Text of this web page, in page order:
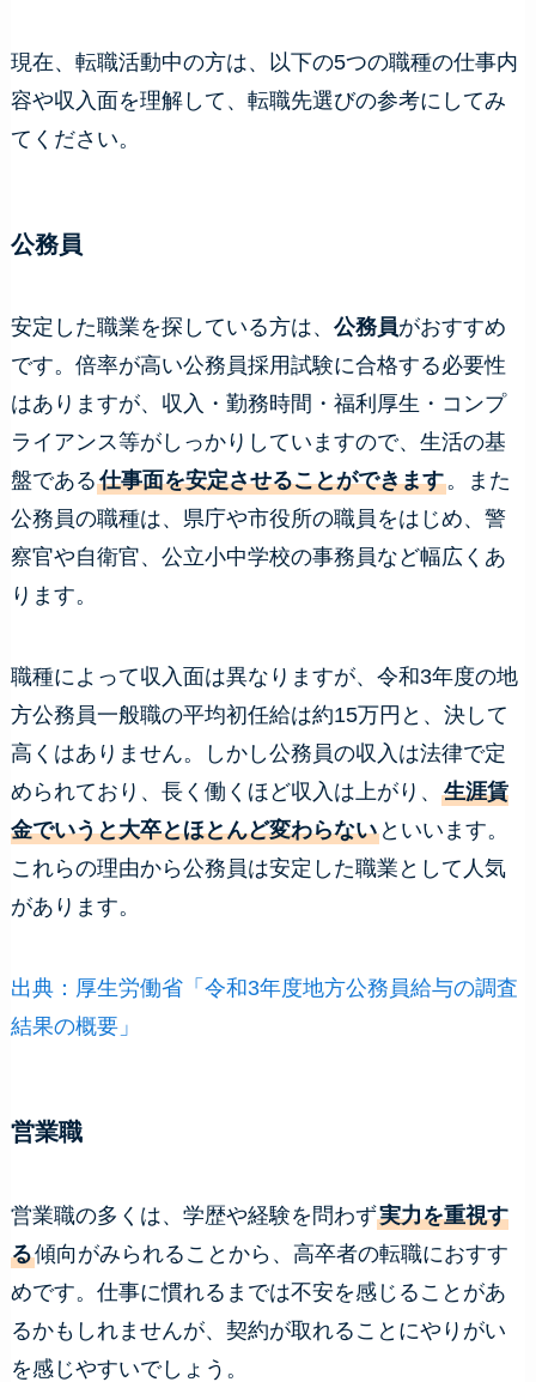
現在、転職活動中の方は、以下の5つの職種の仕事内
容や収入面を理解して、転職先選びの参考にしてみ
てください。
公務員
安定した職業を探している方は、 公務員がおすすめ
です。倍率が高い公務員採用試験に合格する必要性
はありますが、収入・勤務時間・福利厚生・コンプ
ライアンス等がしっかりしていますので、生活の基
盤である仕事面を安定させることができます。また
公務員の職種は、県庁や市役所の職員をはじめ、警
察官や自衛官、公立小中学校の事務員など幅広くあ
ります。
職種によって収入面は異なりますが、令和3年度の地
方公務員一般職の平均初任給は約15万円と、決して
高くはありません。しかし公務員の収入は法律で定
められており、長く働くほど収入は上がり、 生涯賃
金でいうと大卒とほとんど変わらないといいます。
これらの理由から公務員は安定した職業として人気
があります。
出典：厚生労働省「令和3年度地方公務員給与の調査
結果の概要」
営業職
営業職の多くは、学歴や経験を問わず実力を重視す
る傾向がみられることから、高卒者の転職におすす
めです。仕事に慣れるまでは不安を感じることがあ
るかもしれませんが、契約が取れることにやりがい
を感じやすいでしょう。